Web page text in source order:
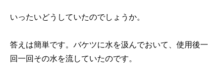
いったいどうしていたのでしょうか。
答えは簡単です。バケツに水を汲んでおいて、使用後一
回一回その水を流していたのです。